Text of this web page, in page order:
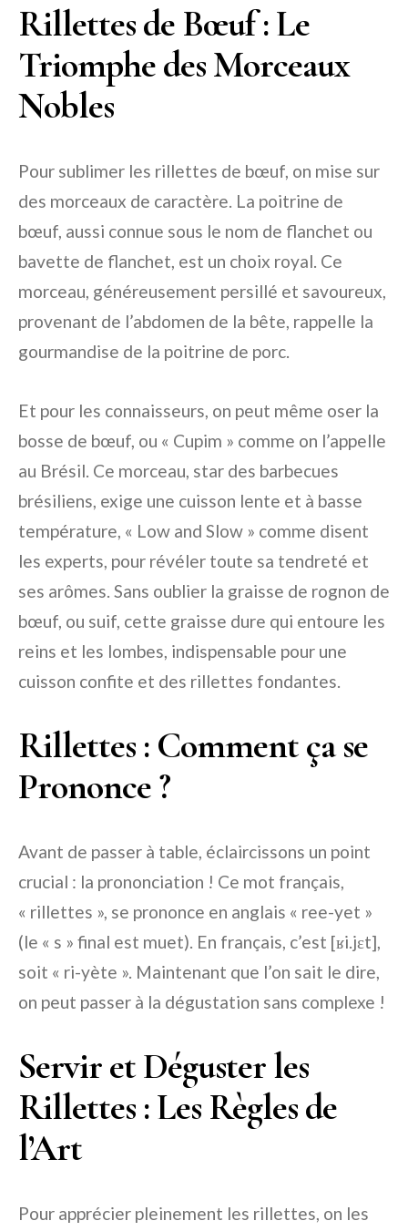
Rillettes de Bœuf : Le
Triomphe des Morceaux
Nobles
Pour sublimer les rillettes de bœuf, on mise sur
des morceaux de caractère. La poitrine de
bœuf, aussi connue sous le nom de flanchet ou
bavette de flanchet, est un choix royal. Ce
morceau, généreusement persillé et savoureux,
provenant de l’abdomen de la bête, rappelle la
gourmandise de la poitrine de porc.
Et pour les connaisseurs, on peut même oser la
bosse de bœuf, ou « Cupim » comme on l’appelle
au Brésil. Ce morceau, star des barbecues
brésiliens, exige une cuisson lente et à basse
température, « Low and Slow » comme disent
les experts, pour révéler toute sa tendreté et
ses arômes. Sans oublier la graisse de rognon de
bœuf, ou suif, cette graisse dure qui entoure les
reins et les lombes, indispensable pour une
cuisson confite et des rillettes fondantes.
Rillettes : Comment ça se
Prononce ?
Avant de passer à table, éclaircissons un point
crucial : la prononciation ! Ce mot français,
« rillettes », se prononce en anglais « ree-yet »
(le « s » final est muet). En français, c’est [ʁi.jɛt],
soit « ri-yète ». Maintenant que l’on sait le dire,
on peut passer à la dégustation sans complexe !
Servir et Déguster les
Rillettes : Les Règles de
l’Art
Pour apprécier pleinement les rillettes, on les